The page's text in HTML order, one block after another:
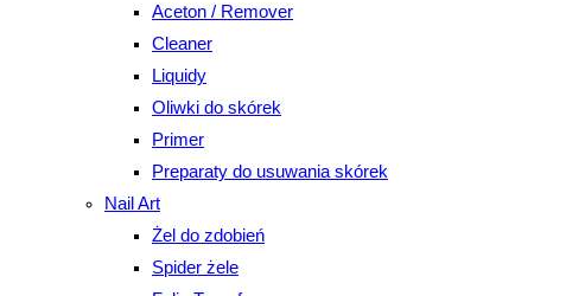
Aceton / Remover
Cleaner
Liquidy
Oliwki do skórek
Primer
Preparaty do usuwania skórek
Nail Art
Żel do zdobień
Spider żele